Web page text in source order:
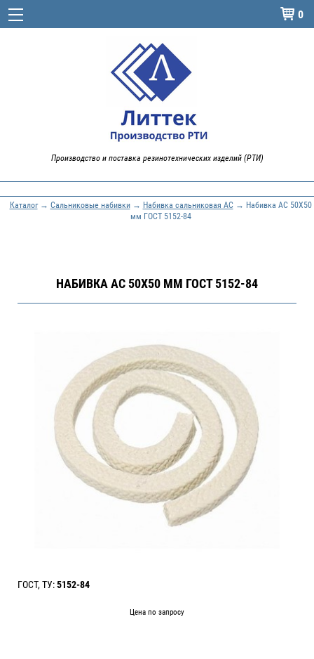
 0
Производство и поставка резинотехнических изделий (РТИ)
Каталог→ Сальниковые набивки→ Набивка сальниковая АС→ Набивка АС 50Х50
мм ГОСТ 5152-84
НАБИВКА АС 50Х50 ММ ГОСТ 5152-84
ГОСТ, ТУ:5152-84
Цена по запросу